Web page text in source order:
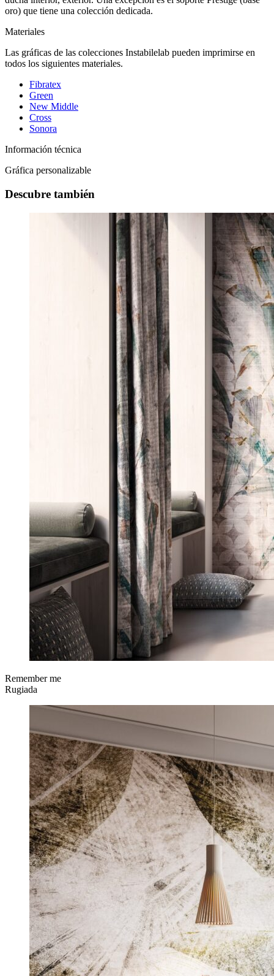
oro) que tiene una colección dedicada.
Materiales
Las gráficas de las colecciones Instabilelab pueden imprimirse en
todos los siguientes materiales.
Fibratex
Green
New Middle
Cross
Sonora
Información técnica
Gráfica personalizable
Descubre también
Remember me
Rugiada